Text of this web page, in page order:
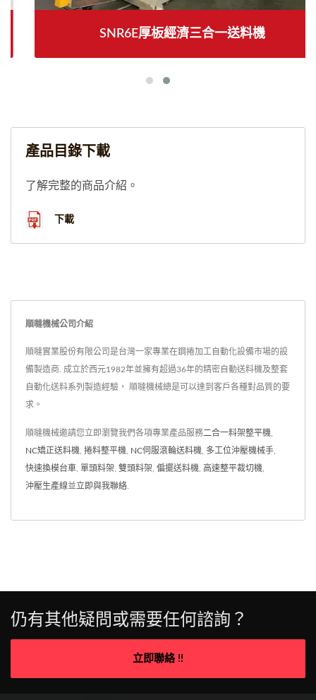
SNR6E厚板經濟三合一送料機
產品目錄下載
了解完整的商品介紹。
下載
順噠機械公司介紹
順噠實業股份有限公司是台灣一家專業在鋼捲加工自動化設備市場的設
備製造商. 成立於西元1982年並擁有超過36年的精密自動送料機及整套
自動化送料系列製造經驗， 順噠機械總是可以達到客戶各種對品質的要
求。
順噠機械邀請您立即瀏覽我們各項專業產品服務二合一料架整平機
NC矯正送料機 捲料整平機 NC伺服滾輪送料機 多工位沖壓機械手
快速換模台車 單頭料架 雙頭料架 偏擺送料機 高速整平裁切機
沖壓生產線並立即與我聯絡
仍有其他疑問或需要任何諮詢？
立即聯絡 !!